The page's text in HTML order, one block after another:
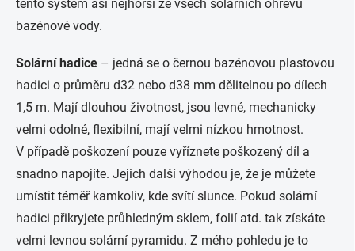
tento systém asi nejhorší ze všech solárních ohřevů
bazénové vody.
Solární hadice – jedná se o černou bazénovou plastovou
hadici o průměru d32 nebo d38 mm dělitelnou po dílech
1,5 m. Mají dlouhou životnost, jsou levné, mechanicky
velmi odolné, flexibilní, mají velmi nízkou hmotnost.
V případě poškození pouze vyříznete poškozený díl a
snadno napojíte. Jejich další výhodou je, že je můžete
umístit téměř kamkoliv, kde svítí slunce. Pokud solární
hadici přikryjete průhledným sklem, folií atd. tak získáte
velmi levnou solární pyramidu. Z mého pohledu je to